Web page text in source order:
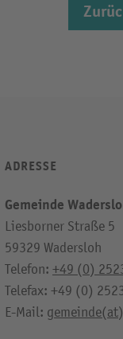
ADRESSE
Gemeinde
Liesborner Straße 5
59329 Wadersloh
Telefon: +49 (0)
Telefax: +49 (0)
E-Mail: